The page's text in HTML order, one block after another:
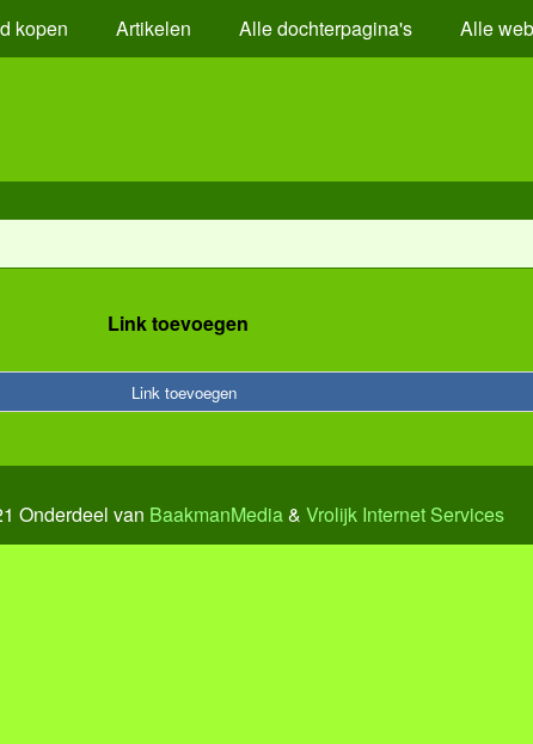
kopen Artikelen Alle dochterpagina's Alle
Link toevoegen
Link toevoegen
Onderdeel van BaakmanMedia& Vrolijk Internet Services